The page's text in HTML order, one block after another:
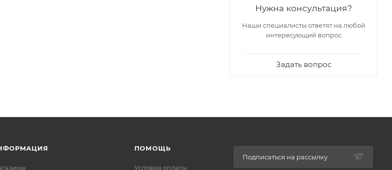
Нужна консультация?
Наши специалисты ответят на любой
интересующий вопрос
Задать вопрос
ПОМОЩЬ
Условия оплаты
Подписаться на рассылку